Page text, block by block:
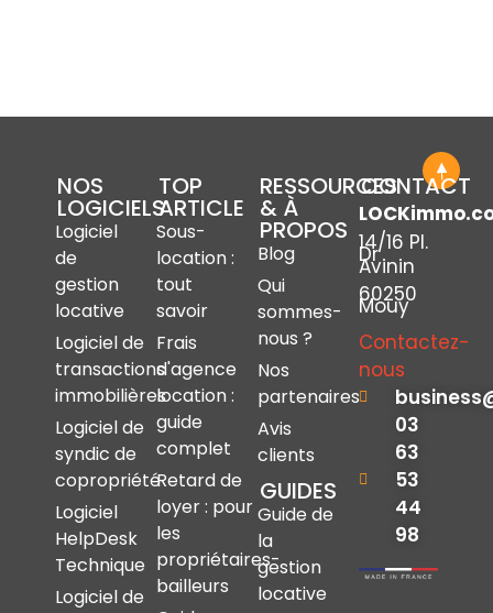
NOS
LOGICIELS
Logiciel
de
gestion
locative
Logiciel de
transactions
immobilières
Logiciel de
syndic de
copropriété
Logiciel
HelpDesk
Technique
Logiciel de
TOP
ARTICLE
Sous-
location :
tout
savoir
Frais
d'agence
location :
guide
complet
Retard de
loyer : pour
les
propriétaires-
bailleurs
RESSOURCES
& À
PROPOS
Blog
Qui
sommes-
nous ?
Nos
partenaires
Avis
clients
GUIDES
Guide de
la
gestion
locative
CONTACT
14/16 Pl.
Dr
Avinin
60250
Mouy
Contactez-
nous
03
63
53
44
98